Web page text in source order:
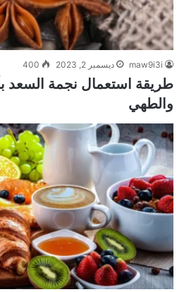
maw9i3i ديسمبر 2, 2023 400
طريقة استعمال نجمة السعد
والطهي